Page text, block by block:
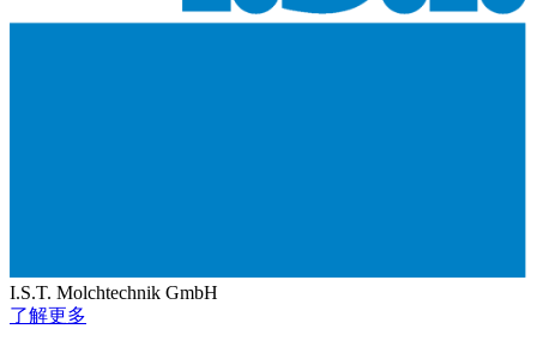
I.S.T. Molchtechnik GmbH
了解更多